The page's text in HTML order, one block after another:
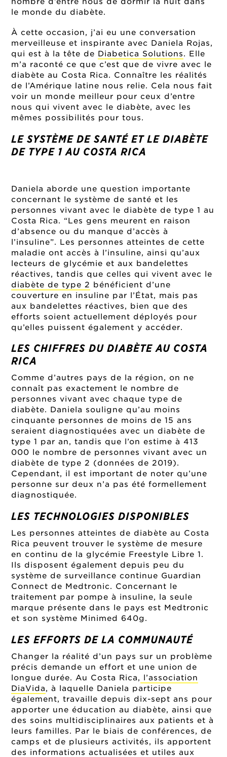
le monde du diabète.
À cette occasion, j’ai eu une conversation
merveilleuse et inspirante avec Daniela Rojas,
qui est à la tête de Diabetica Solutions. Elle
m’a raconté ce que c’est que de vivre avec le
diabète au Costa Rica. Connaître les réalités
de l’Amérique latine nous relie. Cela nous fait
voir un monde meilleur pour ceux d’entre
nous qui vivent avec le diabète, avec les
mêmes possibilités pour tous.
LE SYSTÈME DE SANTÉ ET LE DIABÈTE
DE TYPE 1 AU COSTA RICA
Daniela aborde une question importante
concernant le système de santé et les
personnes vivant avec le diabète de type 1 au
Costa Rica. “Les gens meurent en raison
d’absence ou du manque d’accès à
l’insuline”. Les personnes atteintes de cette
maladie ont accès à l’insuline, ainsi qu’aux
lecteurs de glycémie et aux bandelettes
réactives, tandis que celles qui vivent avec le
diabète de type 2 bénéficient d’une
couverture en insuline par l’État, mais pas
aux bandelettes réactives, bien que des
efforts soient actuellement déployés pour
qu’elles puissent également y accéder.
LES CHIFFRES DU DIABÈTE AU COSTA
RICA
Comme d’autres pays de la région, on ne
connaît pas exactement le nombre de
personnes vivant avec chaque type de
diabète. Daniela souligne qu’au moins
cinquante personnes de moins de 15 ans
seraient diagnostiquées avec un diabète de
type 1 par an, tandis que l’on estime à 413
000 le nombre de personnes vivant avec un
diabète de type 2 (données de 2019).
Cependant, il est important de noter qu’une
personne sur deux n’a pas été formellement
diagnostiquée.
LES TECHNOLOGIES DISPONIBLES
Les personnes atteintes de diabète au Costa
Rica peuvent trouver le système de mesure
en continu de la glycémie Freestyle Libre 1.
Ils disposent également depuis peu du
système de surveillance continue Guardian
Connect de Medtronic. Concernant le
traitement par pompe à insuline, la seule
marque présente dans le pays est Medtronic
et son système Minimed 640g.
LES EFFORTS DE LA COMMUNAUTÉ
Changer la réalité d’un pays sur un problème
précis demande un effort et une union de
longue durée. Au Costa Rica, l’association
DiaVida, à laquelle Daniela participe
également, travaille depuis dix-sept ans pour
apporter une éducation au diabète, ainsi que
des soins multidisciplinaires aux patients et à
leurs familles. Par le biais de conférences, de
camps et de plusieurs activités, ils apportent
des informations actualisées et utiles aux